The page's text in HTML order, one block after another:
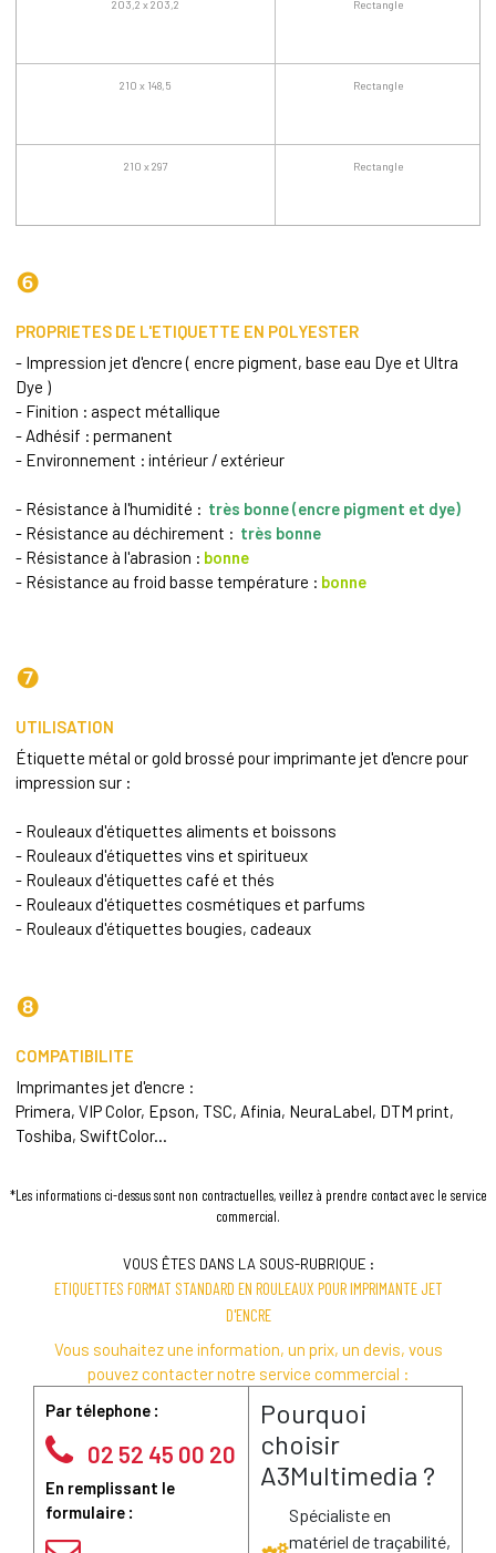
203,2 x 203,2 Rectangle
210 x 148,5 Rectangle
210 x 297 Rectangle
❻
PROPRIETES DE L'ETIQUETTE EN POLYESTER
- Impression jet d'encre ( encre pigment, base eau Dye et Ultra
Dye )
- Finition : aspect métallique
- Adhésif : permanent
- Environnement : intérieur / extérieur
- Résistance à l'humidité : très bonne (encre pigment et dye)
- Résistance au déchirement : très bonne
- Résistance à l'abrasion : bonne
- Résistance au froid basse température : bonne
❼
UTILISATION
Étiquette métal or gold brossé pour imprimante jet d'encre pour
impression sur :
- Rouleaux d'étiquettes aliments et boissons
- Rouleaux d'étiquettes vins et spiritueux
- Rouleaux d'étiquettes café et thés
- Rouleaux d'étiquettes cosmétiques et parfums
- Rouleaux d'étiquettes bougies, cadeaux
❽
COMPATIBILITE
Imprimantes jet d'encre :
Primera, VIP Color, Epson, TSC, Afinia, NeuraLabel, DTM print,
Toshiba, SwiftColor...
*Les informations ci-dessus sont non contractuelles, veillez à prendre contact avec le service
commercial.
VOUS ÊTES DANS LA SOUS-RUBRIQUE :
ETIQUETTES FORMAT STANDARD EN ROULEAUX POUR IMPRIMANTE JET
D'ENCRE
Vous souhaitez une information, un prix, un devis, vous
pouvez contacter notre service commercial :
Par télephone :
02 52 45 00 20
En remplissant le
formulaire :
Pourquoi
choisir
A3Multimedia ?
Spécialiste en
matériel de traçabilité,